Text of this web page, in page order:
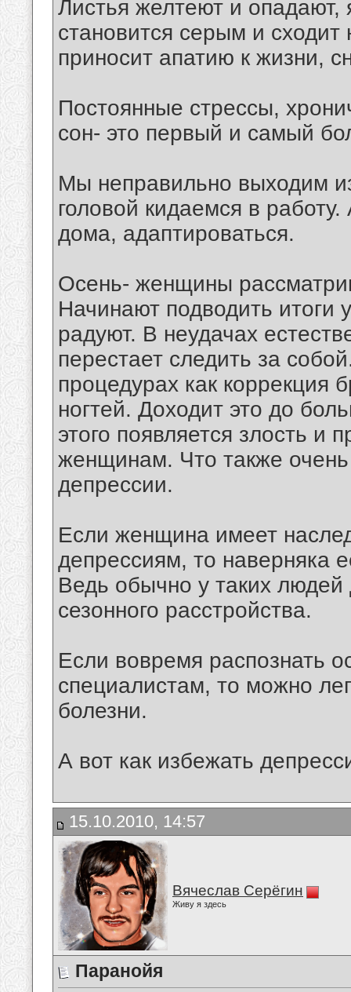
Листья желтеют и опадают,
становится серым и
приносит апатию к жизни,
Постоянные стрессы,
сон- это первый и самый
Мы неправильно выходим
головой кидаемся в
дома, адаптироваться.
Осень- женщины
Начинают подводить итоги
радуют. В неудачах
перестает следить за
процедурах как коррекция
ногтей. Доходит это до
этого появляется злость и
женщинам. Что также очень
депрессии.
Если женщина имеет
депрессиям, то наверняка
Ведь обычно у таких людей
сезонного расстройства.
Если вовремя распознать
специалистам, то можно
болезни.
А вот как избежать
15.10.2010, 14:57
Вячеслав Серёгин
Живу я здесь
Паранойя